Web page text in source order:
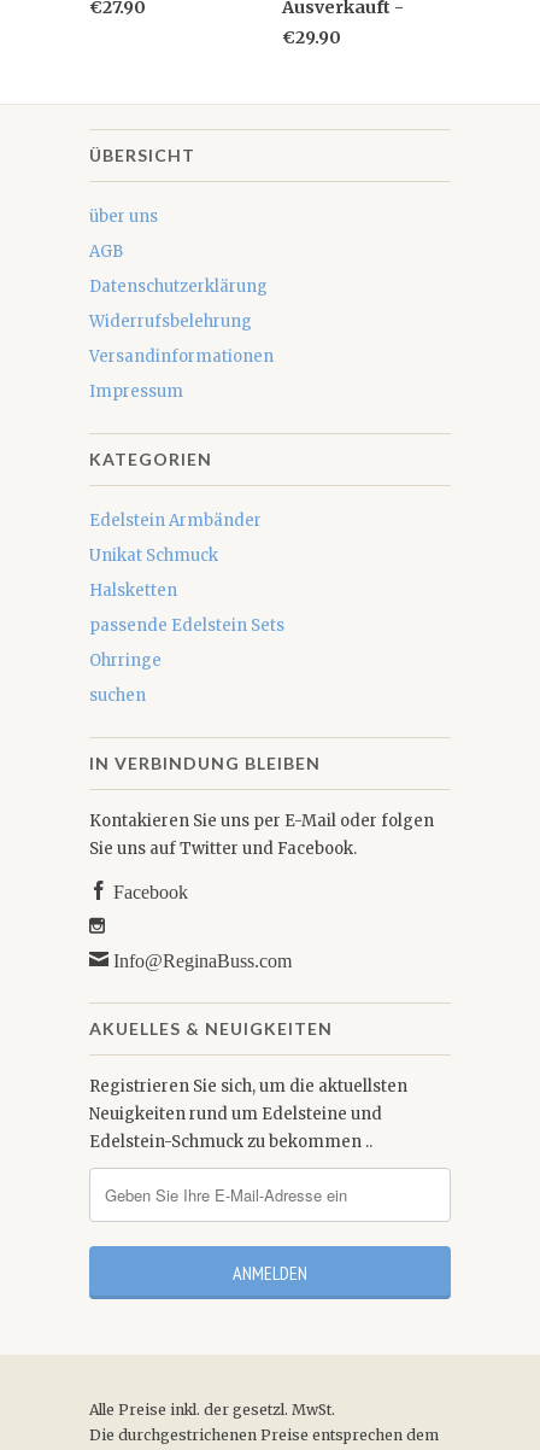
€27.90
Ausverkauft -
€29.90
ÜBERSICHT
über uns
AGB
Datenschutzerklärung
Widerrufsbelehrung
Versandinformationen
Impressum
KATEGORIEN
Edelstein Armbänder
Unikat Schmuck
Halsketten
passende Edelstein Sets
Ohrringe
suchen
IN VERBINDUNG BLEIBEN
Kontakieren Sie uns per E-Mail oder folgen
Sie uns auf Twitter und Facebook.
Facebook
Info@ReginaBuss.com
AKUELLES & NEUIGKEITEN
Registrieren Sie sich, um die aktuellsten
Neuigkeiten rund um Edelsteine und
Edelstein-Schmuck zu bekommen ..
Alle Preise inkl. der gesetzl. MwSt.
Die durchgestrichenen Preise entsprechen dem